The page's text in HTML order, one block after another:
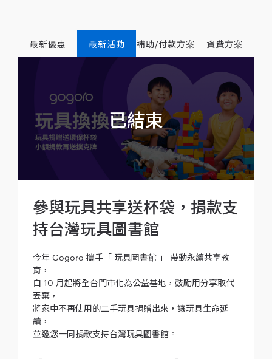
最新優惠 最新活動 補助/付款方案 資費方案
參與玩具共享送杯袋，捐款支
持台灣玩具圖書館
今年 Gogoro 攜手「 玩具圖書館 」 帶動永續共享教
育，
自 10 月起將全台門市化為公益基地，鼓勵用分享取代
丟棄，
將家中不再使用的二手玩具捐贈出來，讓玩具生命延
續，
並​​邀您一同捐款支持台灣玩具圖書館。